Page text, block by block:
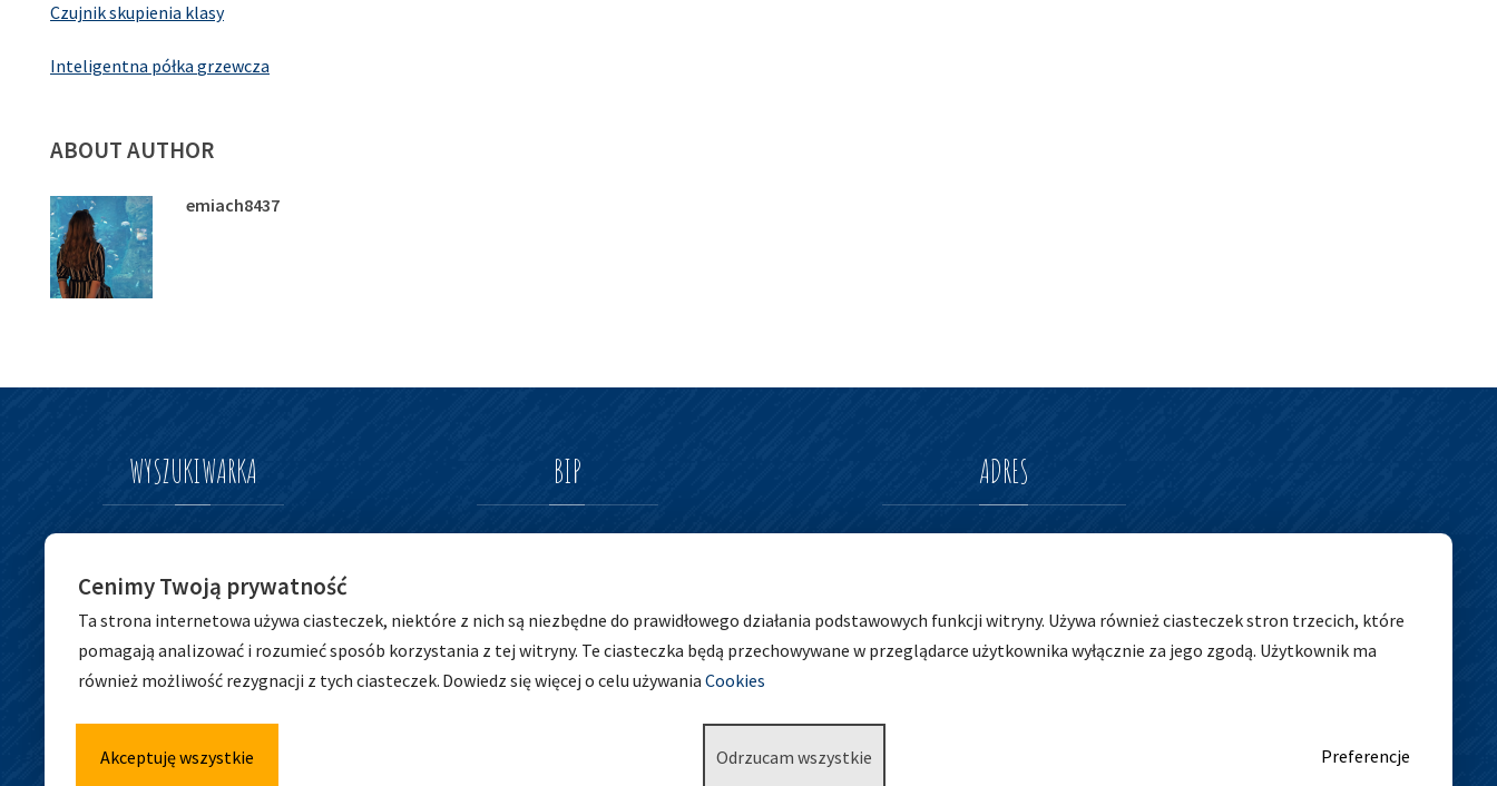
Czujnik skupienia klasy
Inteligentna półka grzewcza
ABOUT AUTHOR
emiach8437
WYSZUKIWARKA
dla:
Szukaj
BIP ADRES
51-004 Wrocław
tel. 71 798 44 28
Cenimy Twoją prywatność
Ta strona internetowa używa ciasteczek, niektóre z nich są niezbędne do prawidłowego działania podstawowych funkcji witryny. Używa również ciasteczek stron trzecich, które
pomagają analizować i rozumieć sposób korzystania z tej witryny. Te ciasteczka będą przechowywane w przeglądarce użytkownika wyłącznie za jego zgodą. Użytkownik ma
również możliwość rezygnacji z tych ciasteczek. Dowiedz się więcej o celu używania Cookies
Akceptuję wszystkie Odrzucam wszystkie Preferencje